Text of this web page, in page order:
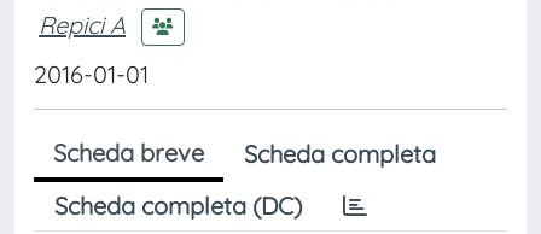
Repici A
2016-01-01
Scheda breve
Scheda completa
Scheda completa (DC)